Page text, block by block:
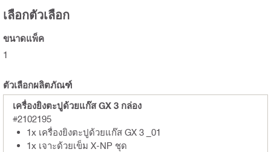
เลือกตัวเลือก
ขนาดแพ็ค
1
ตัวเลือกผลิตภัณฑ์
เครื่องยิงตะปูด้วยแก๊ส GX 3 กล่อง
#2102195
1x เครื่องยิงตะปูด้วยแก๊ส GX 3 _01
1x เจาะด้วยเข็ม X-NP ชุด